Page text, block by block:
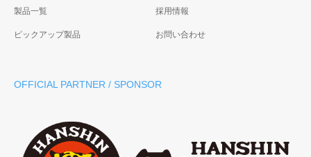
製品一覧
ピックアップ製品
採用情報
お問い合わせ
OFFICIAL PARTNER / SPONSOR